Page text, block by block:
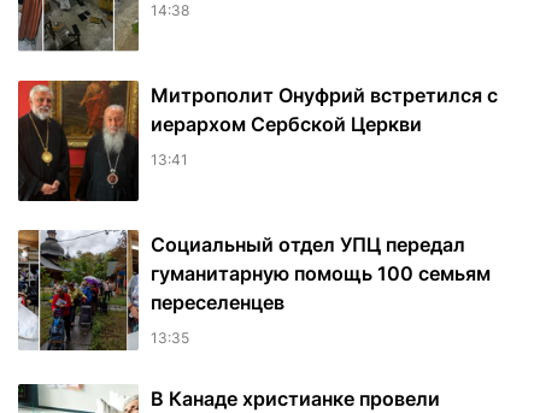
14:38
Митрополит Онуфрий встретился с
иерархом Сербской Церкви
13:41
Социальный отдел УПЦ передал
гуманитарную помощь 100 семьям
переселенцев
13:35
В Канаде христианке провели